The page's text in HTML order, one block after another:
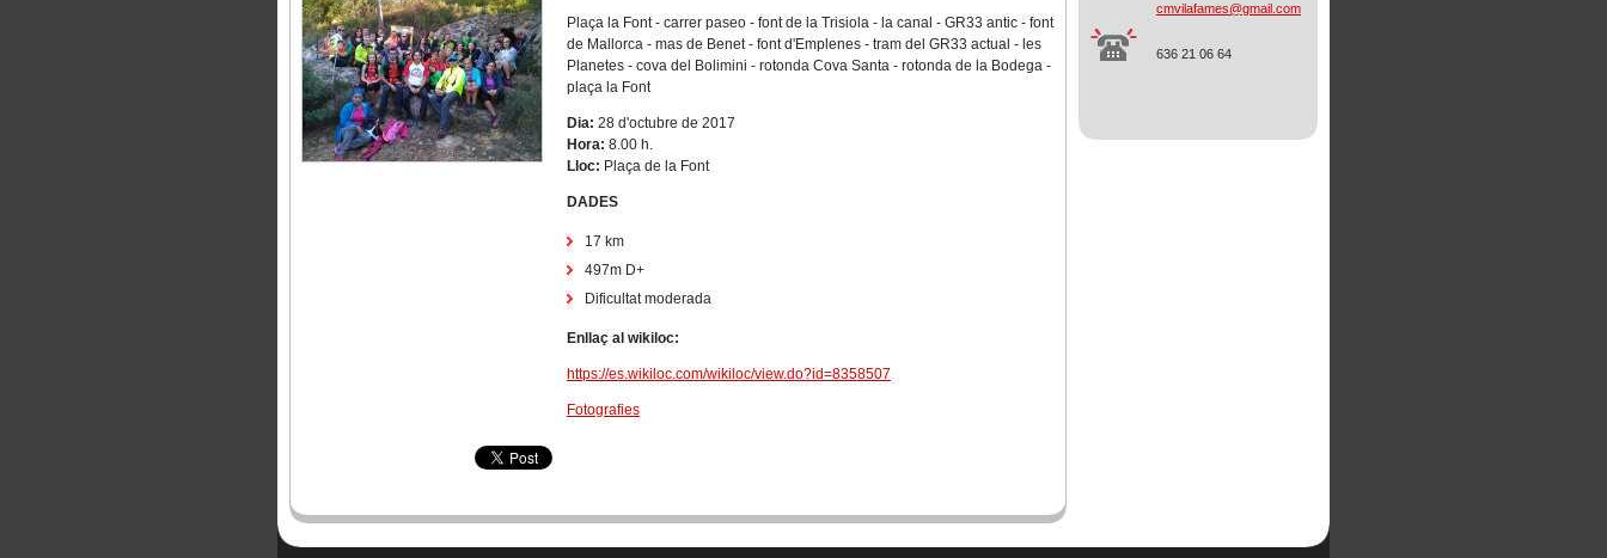
Plaça la Font - carrer paseo - font de la Trisiola - la canal - GR33 antic - font
de Mallorca - mas de Benet - font d'Emplenes - tram del GR33 actual - les
Planetes - cova del Bolimini - rotonda Cova Santa - rotonda de la Bodega -
plaça la Font
Dia: 28 d'octubre de 2017
Hora: 8.00 h.
Lloc: Plaça de la Font
DADES
17 km
497m D+
Dificultat moderada
Enllaç al wikiloc:
https://es.wikiloc.com/wikiloc/view.do?id=8358507
Fotografies
cmvilafames@gmail.com
636 21 06 64